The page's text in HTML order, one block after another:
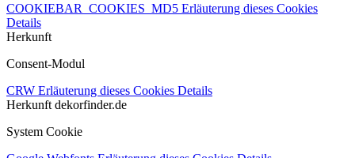
COOKIEBAR_COOKIES_MD5 Erläuterung dieses Cookies
Details
Herkunft
Consent-Modul
CRW Erläuterung dieses Cookies Details
Herkunft dekorfinder.de
System Cookie